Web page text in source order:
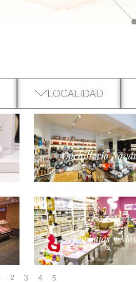
LOCALIDAD
Cuchillería
Hogar Donostia
Donostialdea
Burbujas y Más
Estética Eibar
Bajo Deba
2 3 4 5